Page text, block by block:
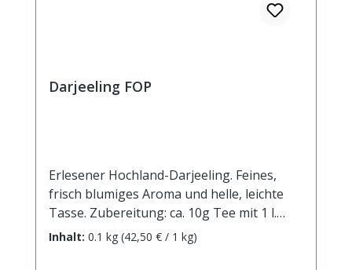
Darjeeling FOP
Erlesener Hochland-Darjeeling. Feines,
frisch blumiges Aroma und helle, leichte
Tasse. Zubereitung: ca. 10g Tee mit 1 l.
kochendem Wasser aufgiessen. Ziehzeit:
Inhalt: 0.1 kg (42,50 € / 1 kg)